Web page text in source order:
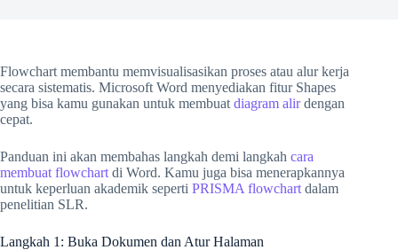
Flowchart membantu memvisualisasikan proses atau alur kerja
secara sistematis. Microsoft Word menyediakan fitur Shapes
yang bisa kamu gunakan untuk membuat diagram alirdengan
cepat.
Panduan ini akan membahas langkah demi langkah cara
membuat flowchart di Word. Kamu juga bisa menerapkannya
untuk keperluan akademik seperti PRISMA flowchart dalam
penelitian SLR.
Langkah 1: Buka Dokumen dan Atur Halaman